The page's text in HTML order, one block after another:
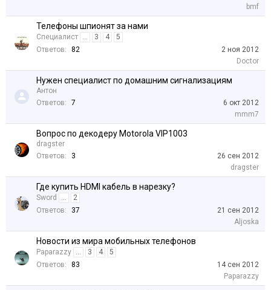
bmf
Телефоны шпионят за нами
Специалист ... 3 4
5
Ответов:
82
2 ноя 2012
Doctor
Нужен специалист по домашним сигнализациям
Антон
Ответов:
7
6 окт 2012
mmm7
Вопрос по декодеру Motorola VIP1003
dragster
Ответов:
3
26 сен 2012
dragster
Где купить HDMI кабель в нарезку?
Sword ...
2
Ответов:
37
21 сен 2012
Aljoska
Новости из мира мобильных телефонов
Paparazzy ... 3 4
5
Ответов:
83
14 сен 2012
Paparazzy